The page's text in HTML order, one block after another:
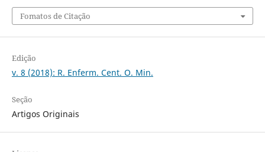
Fomatos de Citação
Edição
v. 8 (2018): R. Enferm. Cent. O. Min.
Seção
Artigos Originais